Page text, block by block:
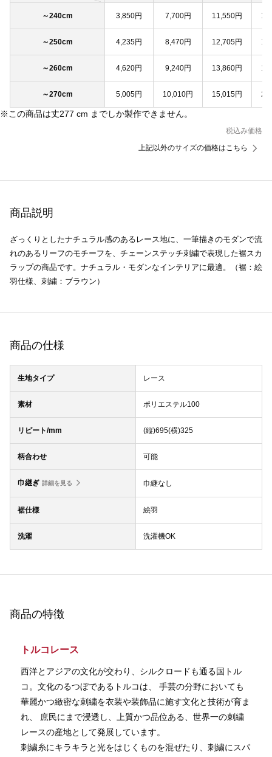
～240cm 3,850円 7,700円 11,550円
～250cm 4,235円 8,470円 12,705円
～260cm 4,620円 9,240円 13,860円
～270cm 5,005円 10,010円 15,015円
※この商品は丈277 cm までしか製作できません。
税込み価格
上記以外のサイズの価格はこちら
商品説明
ざっくりとしたナチュラル感のあるレース地に、一筆描きのモダンで流
れのあるリーフのモチーフを、チェーンステッチ刺繍で表現した裾スカ
ラップの商品です。ナチュラル・モダンなインテリアに最適。（裾：絵
羽仕様、刺繍：ブラウン）
商品の仕様
生地タイプ レース
素材 ポリエステル100
リピート/mm (縦)695(横)325
柄合わせ 可能
巾継ぎ 詳細を見る 巾継なし
裾仕様 絵羽
洗濯 洗濯機OK
商品の特徴
トルコレース
西洋とアジアの文化が交わり、シルクロードも通る国トル
コ。文化のるつぼであるトルコは、 手芸の分野においても
華麗かつ緻密な刺繍を衣装や装飾品に施す文化と技術が育ま
れ、 庶民にまで浸透し、上質かつ品位ある、世界一の刺繍
レースの産地として発展しています。
刺繍糸にキラキラと光をはじくものを混ぜたり、刺繍にスパ